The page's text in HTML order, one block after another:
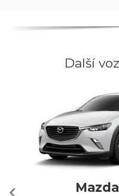
Další